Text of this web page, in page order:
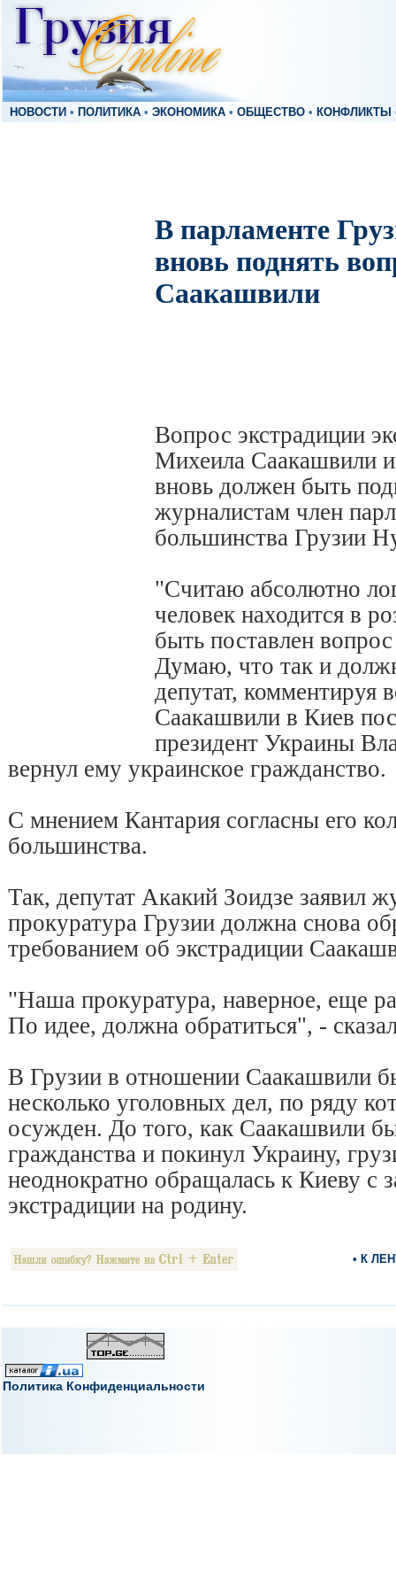
НОВОСТИ • ПОЛИТИКА • ЭКОНОМИКА • ОБЩЕСТВО • КОНФЛИКТЫ
В парламенте
вновь поднять
Саакашвили
Вопрос экстрадиции
Михеила Саакашвили
вновь должен быть
журналистам член
большинства Грузии
"Считаю абсолютно
человек находится в
быть поставлен
Думаю, что так и
депутат, комментируя
Саакашвили в Киев
президент Украины
вернул ему украинское гражданство.
С мнением Кантария согласны его
большинства.
Так, депутат Акакий Зоидзе заявил
прокуратура Грузии должна снова
требованием об экстрадиции
"Наша прокуратура, наверное, еще
По идее, должна обратиться", -
В Грузии в отношении Саакашвили
несколько уголовных дел, по ряду
осужден. До того, как Саакашвили
гражданства и покинул Украину,
неоднократно обращалась к Киеву с
экстрадиции на родину.
• К
Политика Конфиденциальности